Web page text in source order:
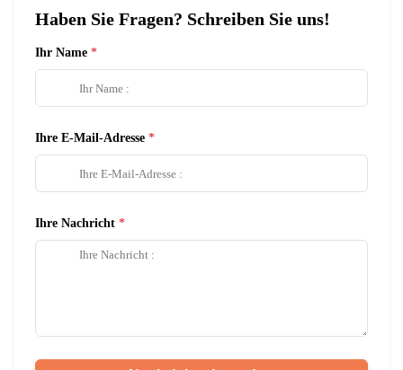
Haben Sie Fragen? Schreiben Sie uns!
Ihr Name
Ihre E-Mail-Adresse
Ihre Nachricht